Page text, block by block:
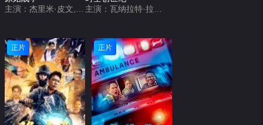
主演：杰里米·皮文,瑞恩·柯万腾,翠西亚·希弗,尼克·维切斯勒,安东尼·英格鲁伯,亚伦·格伦尼,Carlos Sanson Jr,安娜·图·阮,Adolphus Waylee,Richard Brancatisano,马库斯·约翰逊,杰克·莱恩
主演：瓦纳拉特·拉萨梅拉特,Nattapong Arunnate,拉塞尔·杰弗瑞·班克斯,因泰拉·贾龙珀拉,皮特·考普·狄瑞恩达尔,Wichatree Khamta,那达彩·帕多菀,齐提萨克·帕通布拉纳,金吉拉·潘帕斯,普塔里特 · 普罗姆班达尔,Pasakorn Saisombut,诺特纳法·索伊达拉,Wannasiri Srivarathanabul,宝拉·泰勒,娜拉·帖努啪,Phusita Watthanakronkaew
正片 正片